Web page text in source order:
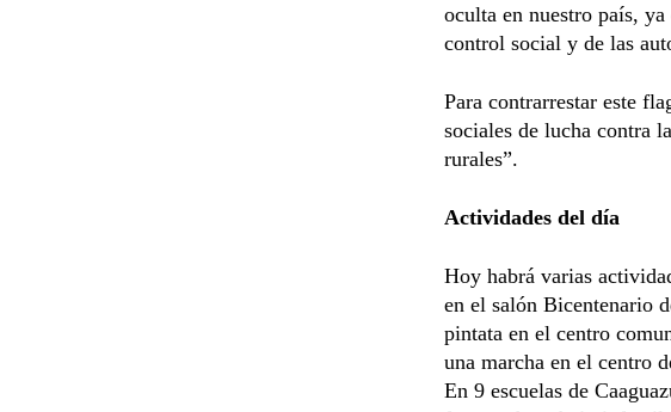
oculta en nuestro país,
control social y de las
Para contrarrestar este
sociales de lucha contra
rurales”.
Actividades del día
Hoy habrá varias
en el salón Bicentenario
pintata en el centro
una marcha en el centro
En 9 escuelas de